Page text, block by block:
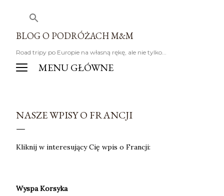
BLOG O PODRÓŻACH M&M
Road tripy po Europie na własną rękę, ale nie tylko...
NASZE WPISY O FRANCJI
Kliknij w interesujący Cię wpis o Francji:
Wyspa Korsyka